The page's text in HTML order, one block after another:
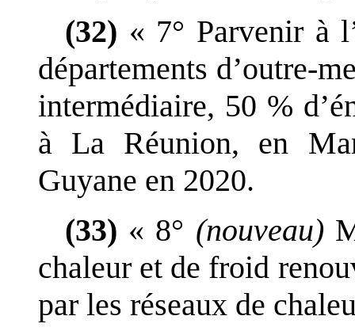
(32) « 7° Parvenir à l
départements d’outre‑
intermédiaire, 50 % d’
à La Réunion, en
Guyane en 2020.
(33) « 8° (nouveau)
chaleur et de froid
par les réseaux de